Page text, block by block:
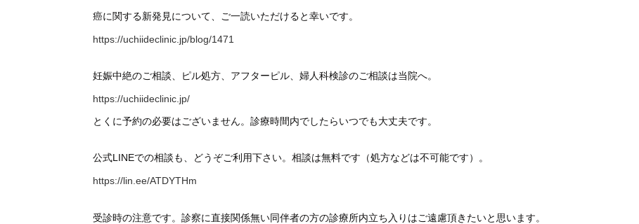
癌に関する新発見について、ご一読いただけると幸いです。
https://uchiideclinic.jp/blog/1471
妊娠中絶のご相談、ピル処方、アフターピル、婦人科検診のご相談は当院へ。
https://uchiideclinic.jp/
とくに予約の必要はございません。診療時間内でしたらいつでも大丈夫です。
公式LINEでの相談も、どうぞご利用下さい。相談は無料です（処方などは不可能です）。
https://lin.ee/ATDYTHm
受診時の注意です。診察に直接関係無い同伴者の方の診療所内立ち入りはご遠慮頂きたいと思います。